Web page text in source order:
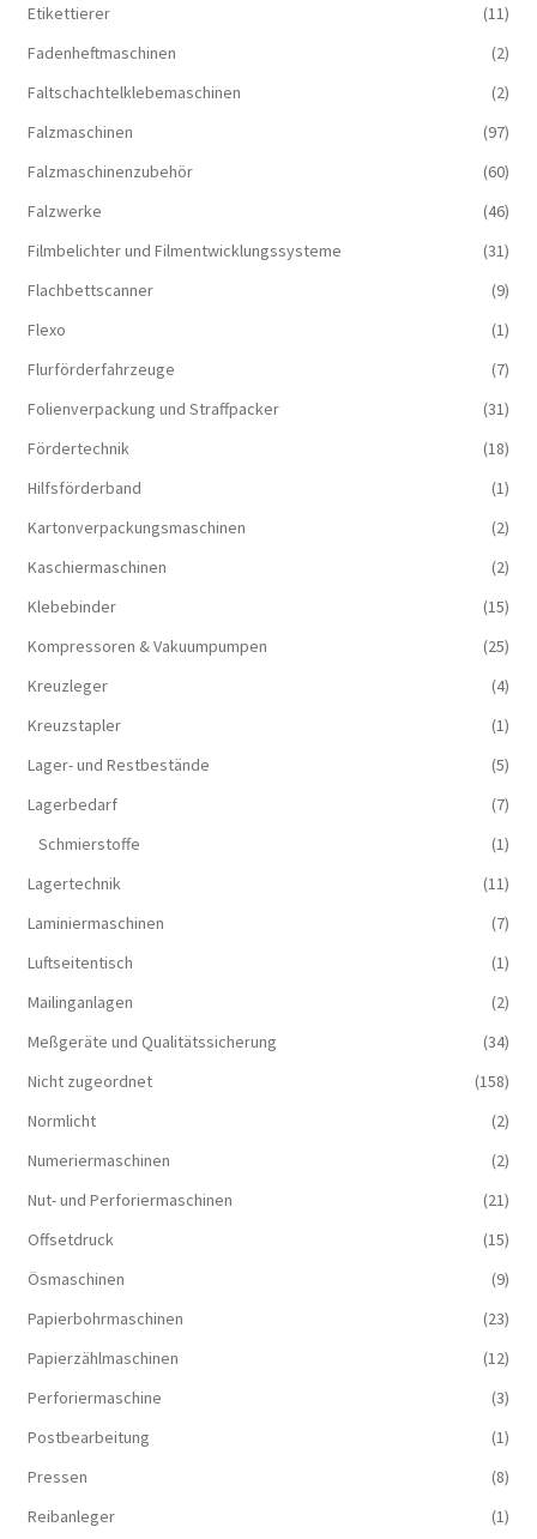
Etikettierer
(11)
Fadenheftmaschinen
(2)
Faltschachtelklebemaschinen
(2)
Falzmaschinen
(97)
Falzmaschinenzubehör
(60)
Falzwerke
(46)
Filmbelichter und Filmentwicklungssysteme
(31)
Flachbettscanner
(9)
Flexo
(1)
Flurförderfahrzeuge
(7)
Folienverpackung und Straffpacker
(31)
Fördertechnik
(18)
Hilfsförderband
(1)
Kartonverpackungsmaschinen
(2)
Kaschiermaschinen
(2)
Klebebinder
(15)
Kompressoren & Vakuum­pumpen
(25)
Kreuzleger
(4)
Kreuzstapler
(1)
Lager- und Restbestände
(5)
Lagerbedarf
(7)
Schmierstoffe
(1)
Lagertechnik
(11)
Laminiermaschinen
(7)
Luftseitentisch
(1)
Mailinganlagen
(2)
Meßgeräte und Qualitätssicherung
(34)
Nicht zugeordnet
(158)
Normlicht
(2)
Numeriermaschinen
(2)
Nut- und Perforiermaschinen
(21)
Offsetdruck
(15)
Ösmaschinen
(9)
Papierbohrmaschinen
(23)
Papierzählmaschinen
(12)
Perforiermaschine
(3)
Postbearbeitung
(1)
Pressen
(8)
Reibanleger
(1)